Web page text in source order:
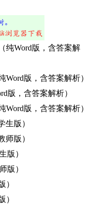
Word版，含答案解
版，含答案解析）
，含答案解析）
版，含答案解析）
版）
版）
版）
版）
）
）